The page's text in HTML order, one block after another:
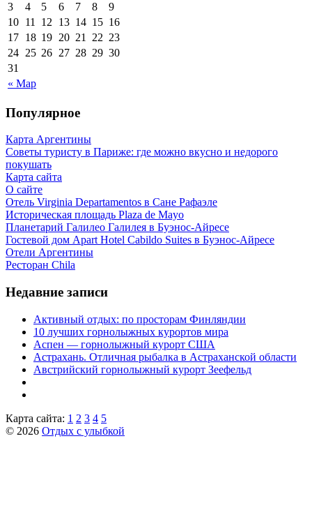
« Мар
3
4 5 6 7 8
9
10 11 12 13 14 15 16
17 18 19 20 21 22 23
24 25 26 27 28 29 30
31
Популярное
Карта Аргентины
Советы туристу в Париже: где можно вкусно и недорого
покушать
Карта сайта
О сайте
Отель Virginia Departamentos в Сане Рафаэле
Историческая площадь Plaza de Mayo
Планетарий Галилео Галилея в Буэнос-Айресе
Гостевой дом Apart Hotel Cabildo Suites в Буэнос-Айресе
Отели Аргентины
Ресторан Chila
Недавние записи
Активный отдых: по просторам Финляндии
10 лучших горнолыжных курортов мира
Аспен — горнолыжный курорт США
Астрахань. Отличная рыбалка в Астраханской области
Австрийский горнолыжный курорт Зеефельд
Карта сайта: 1 2 3 4 5
© 2026 Отдых с улыбкой